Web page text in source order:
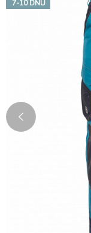
7-10 DNŮ